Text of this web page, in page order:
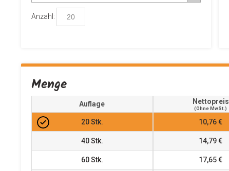
Anzahl:
Menge
Auflage Nettopreis
(ohne MwSt.)
20Stk. 10,76 €
40Stk. 14,79 €
60Stk. 17,65 €